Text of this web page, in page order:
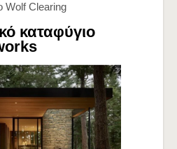
Wolf Clearing
καταφύγιο